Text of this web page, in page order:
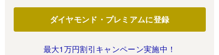
ダイヤモンド・プレミアムに登録
最大1万円割引キャンペーン実施中！